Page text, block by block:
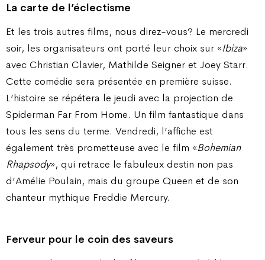
La carte de l’éclectisme
Et les trois autres films, nous direz-vous? Le mercredi
soir, les organisateurs ont porté leur choix sur «Ibiza»
avec Christian Clavier, Mathilde Seigner et Joey Starr.
Cette comédie sera présentée en première suisse.
L’histoire se répétera le jeudi avec la projection de
Spiderman Far From Home. Un film fantastique dans
tous les sens du terme. Vendredi, l’affiche est
également très prometteuse avec le film «Bohemian
Rhapsody», qui retrace le fabuleux destin non pas
d’Amélie Poulain, mais du groupe Queen et de son
chanteur mythique Freddie Mercury.
Ferveur pour le coin des saveurs